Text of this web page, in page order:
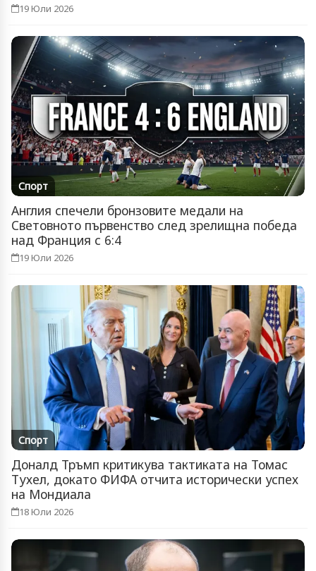
19 Юли 2026
Спорт
Англия спечели бронзовите медали на
Световното първенство след зрелищна победа
над Франция с 6:4
19 Юли 2026
Спорт
Доналд Тръмп критикува тактиката на Томас
Тухел, докато ФИФА отчита исторически успех
на Мондиала
18 Юли 2026